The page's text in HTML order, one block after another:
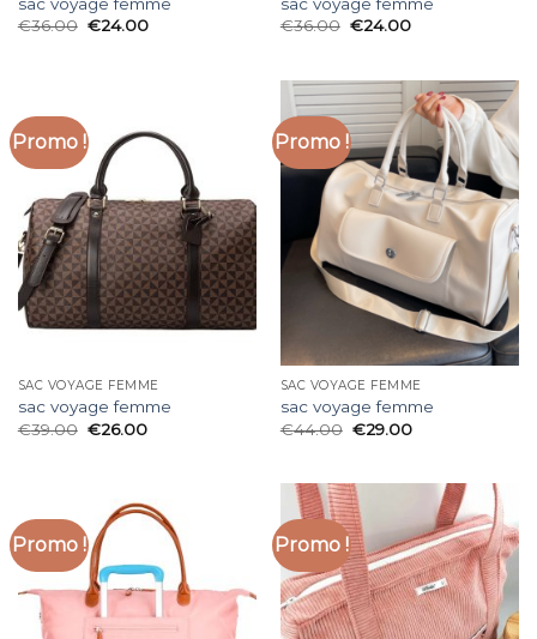
€36.00 €24.00
€36.00 €24.00
Promo !
SAC VOYAGE FEMME
sac voyage femme
€39.00 €26.00
Promo !
SAC VOYAGE FEMME
sac voyage femme
€44.00 €29.00
Promo ! Promo !